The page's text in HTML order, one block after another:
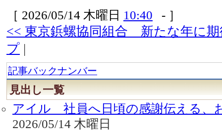
［ 2026/05/14 木曜日 10:40 - ］
<< 東京鋲螺協同組合 新たな年に
プ |
記事バックナンバー
見出し一覧
アイル 社員へ日頃の感謝伝える、
2026/05/14 木曜日